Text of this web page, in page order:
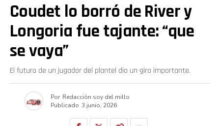
Coudet lo borró de River y
Longoria fue tajante: “que
se vaya”
El futuro de un jugador del plantel dio un giro importante.
Por Redacción soy del millo
Publicado 3 junio, 2026